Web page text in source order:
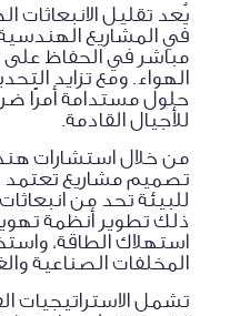
يُعد تقليل الانبعاثات
في المشاريع
مباشر في الحفاظ
الهواء. ومع تزايد
حلول مستدامة أمرًا
للأجيال القادمة.
من خلال استشارات
تصميم مشاريع
للبيئة تحد من
ذلك تطوير أنظمة
استهلاك الطاقة،
المخلفات الصناعية
تشمل الاستراتيجيات